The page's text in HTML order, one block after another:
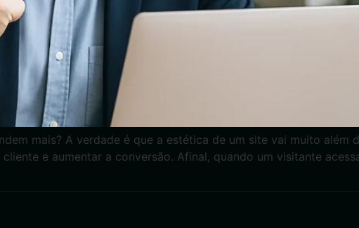
mais? A verdade é que a estética de um site vai muito além
e aumentar a conversão. Afinal, quando um visitante